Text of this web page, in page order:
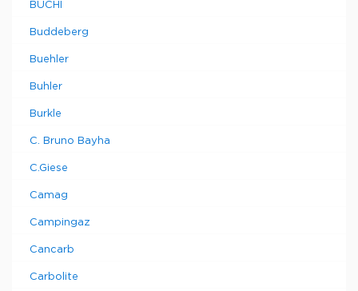
BUCHI
Buddeberg
Buehler
Buhler
Burkle
C. Bruno Bayha
C.Giese
Camag
Campingaz
Cancarb
Carbolite